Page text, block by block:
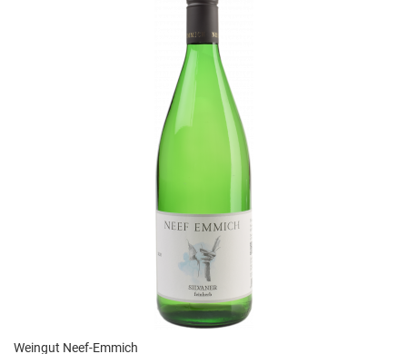
Weingut Neef-Emmich